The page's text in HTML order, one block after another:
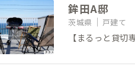
鉾田A邸
茨城県 戸建て
【まるっと貸